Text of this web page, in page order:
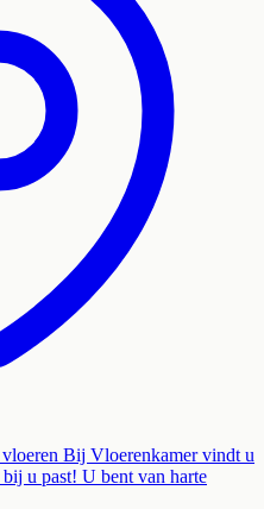
Bij Vloerenkamer vindt u
u past! U bent van harte